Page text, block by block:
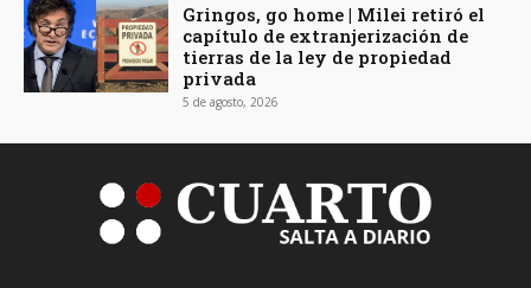
Gringos, go home | Milei retiró el
capítulo de extranjerización de
tierras de la ley de propiedad
privada
5 de agosto, 2026